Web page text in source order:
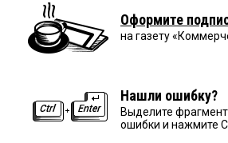
Оформите
на газету
Нашли ошибку?
Выделите фрагмент
ошибки и нажмите